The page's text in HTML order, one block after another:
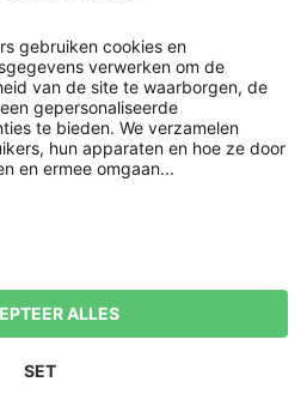
met
Leveringsvoorwaarden
Impressum